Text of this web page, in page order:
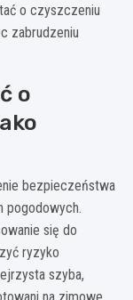
o czyszczeniu
zabrudzeniu
o
bezpieczeństwa
pogodowych.
się do
ryzyko
szyba,